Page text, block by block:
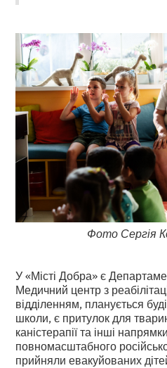
Фото Сергія
У «Місті Добра» є
Медичний центр з
відділенням, планується
школи, є притулок для
каністерапії та інші
повномасштабного
прийняли евакуйованих